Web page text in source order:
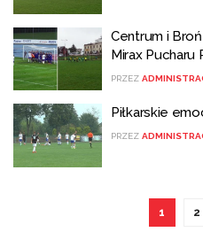
Centrum i
Mirax Pucharu
PRZEZ
Piłkarskie
PRZEZ
1 2